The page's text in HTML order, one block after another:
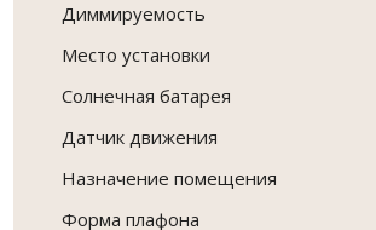
Диммируемость
Место установки
Солнечная батарея
Датчик движения
Назначение помещения
Форма плафона